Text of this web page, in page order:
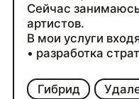
Гибрид
Сейчас
артистов.
В мои услуги
• разработка
• брендинг и